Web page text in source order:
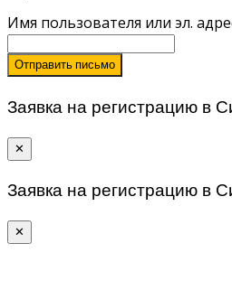
Имя пользователя или эл.
Отправить письмо
Заявка на регистрацию в
✕
Заявка на регистрацию в
✕